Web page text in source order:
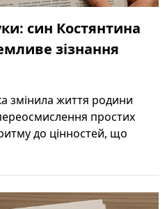
син Костянтина
зізнання
змінила життя родини
простих
до цінностей, що